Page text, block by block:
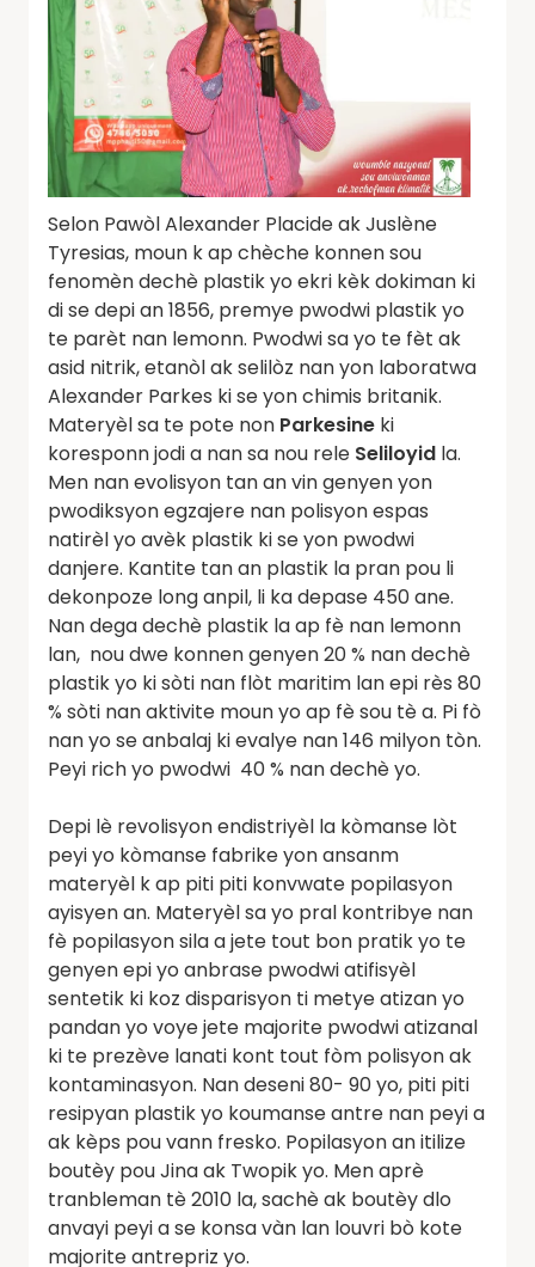
Selon Pawòl Alexander Placide ak Juslène
Tyresias, moun k ap chèche konnen sou
fenomèn dechè plastik yo ekri kèk dokiman ki
di se depi an 1856, premye pwodwi plastik yo
te parèt nan lemonn. Pwodwi sa yo te fèt ak
asid nitrik, etanòl ak selilòz nan yon laboratwa
Alexander Parkes ki se yon chimis britanik.
Materyèl sa te pote non Parkesine ki
koresponn jodi a nan sa nou rele Seliloyid la.
Men nan evolisyon tan an vin genyen yon
pwodiksyon egzajere nan polisyon espas
natirèl yo avèk plastik ki se yon pwodwi
danjere. Kantite tan an plastik la pran pou li
dekonpoze long anpil, li ka depase 450 ane.
Nan dega dechè plastik la ap fè nan lemonn
lan, nou dwe konnen genyen 20 % nan dechè
plastik yo ki sòti nan flòt maritim lan epi rès 80
% sòti nan aktivite moun yo ap fè sou tè a. Pi fò
nan yo se anbalaj ki evalye nan 146 milyon tòn.
Peyi rich yo pwodwi 40 % nan dechè yo.
Depi lè revolisyon endistriyèl la kòmanse lòt
peyi yo kòmanse fabrike yon ansanm
materyèl k ap piti piti konvwate popilasyon
ayisyen an. Materyèl sa yo pral kontribye nan
fè popilasyon sila a jete tout bon pratik yo te
genyen epi yo anbrase pwodwi atifisyèl
sentetik ki koz disparisyon ti metye atizan yo
pandan yo voye jete majorite pwodwi atizanal
ki te prezève lanati kont tout fòm polisyon ak
kontaminasyon. Nan deseni 80- 90 yo, piti piti
resipyan plastik yo koumanse antre nan peyi a
ak kèps pou vann fresko. Popilasyon an itilize
boutèy pou Jina ak Twopik yo. Men aprè
tranbleman tè 2010 la, sachè ak boutèy dlo
anvayi peyi a se konsa vàn lan louvri bò kote
majorite antrepriz yo.